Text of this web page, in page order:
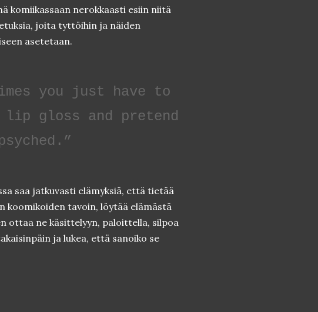
komiikassaan nerokkaasti esiin niitä
joita tyttöihin ja näiden
asetetaan.
you just have to
lip gloss and pretend
saa jatkuvasti elämyksiä, että tietää
koomikoiden tavoin, löytää elämästä
ottaa ne käsittelyyn, paloittella, silpoa
ja lukea, että sanoiko se